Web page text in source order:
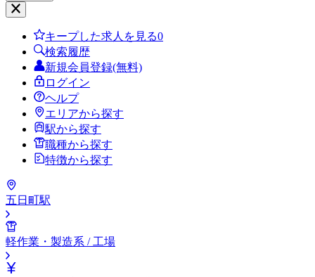
キープした求人を見る0
検索履歴
新規会員登録(無料)
ログイン
ヘルプ
エリアから探す
駅から探す
職種から探す
特徴から探す
五日町駅
軽作業・製造系 / 工場